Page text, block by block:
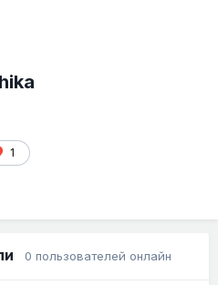
1
0 пользователей онлайн